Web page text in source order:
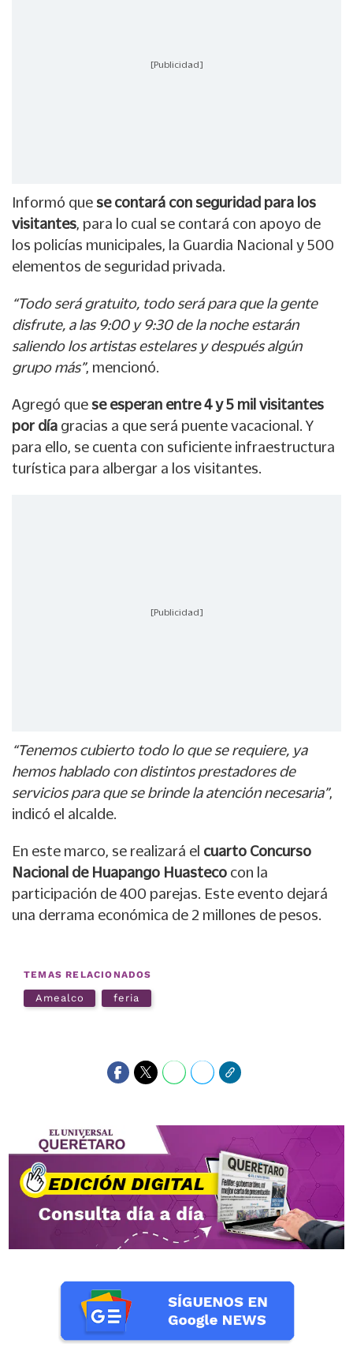
[Publicidad]
Informó que se contará con seguridad para los
visitantes , para lo cual se contará con apoyo de
los policías municipales, la Guardia Nacional y 500
elementos de seguridad privada.
“Todo será gratuito, todo será para que la gente
disfrute, a las 9:00 y 9:30 de la noche estarán
saliendo los artistas estelares y después algún
grupo más”, mencionó.
Agregó que se esperan entre 4 y 5 mil visitantes
por día gracias a que será puente vacacional. Y
para ello, se cuenta con suficiente infraestructura
turística para albergar a los visitantes.
[Publicidad]
“Tenemos cubierto todo lo que se requiere, ya
hemos hablado con distintos prestadores de
servicios para que se brinde la atención necesaria”,
indicó el alcalde.
En este marco, se realizará el cuarto Concurso
Nacional de Huapango Huasteco con la
participación de 400 parejas. Este evento dejará
una derrama económica de 2 millones de pesos.
TEMAS RELACIONADOS
Amealco feria